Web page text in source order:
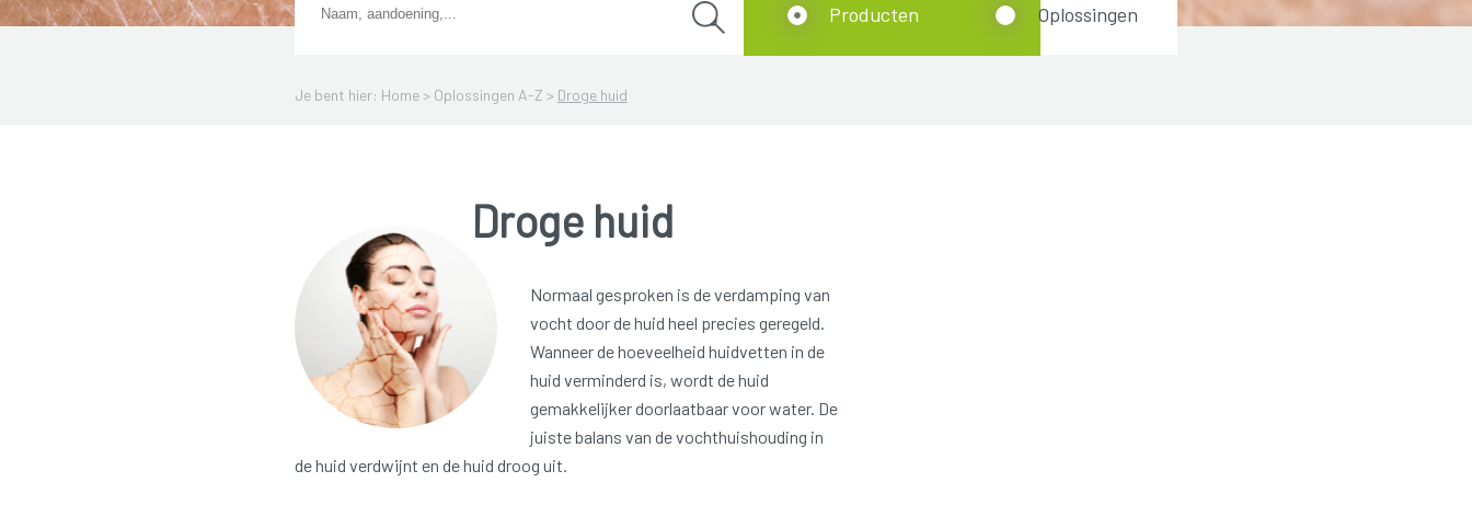
Je bent hier: Home > Oplossingen A-Z > Droge huid
Producten Oplossingen
Droge huid
Normaal gesproken is de verdamping van
vocht door de huid heel precies geregeld.
Wanneer de hoeveelheid huidvetten in de
huid verminderd is, wordt de huid
gemakkelijker doorlaatbaar voor water. De
juiste balans van de vochthuishouding in
de huid verdwijnt en de huid droog uit.